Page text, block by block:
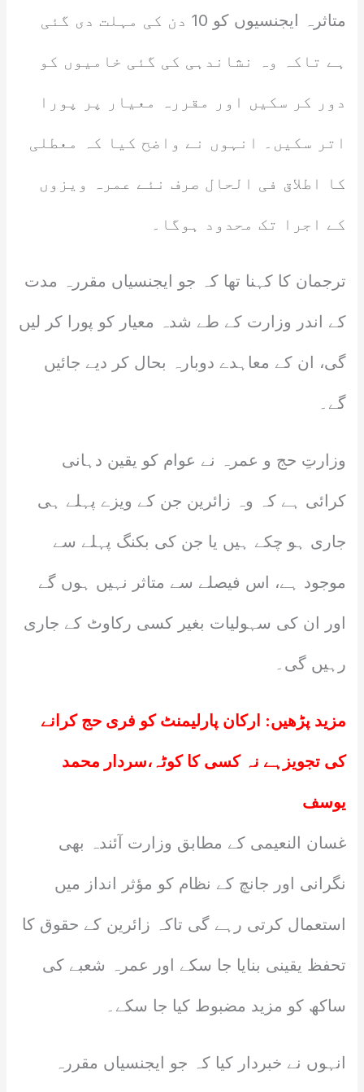
متاثرہ ایجنسیوں کو 10 دن کی مہلت دی گئی
ہے تاکہ وہ نشاندہی کی گئی خامیوں کو
دور کر سکیں اور مقررہ معیار پر پورا
اتر سکیں۔ انہوں نے واضح کیا کہ معطلی
کا اطلاق فی الحال صرف نئے عمرہ ویزوں
کے اجرا تک محدود ہوگا۔
ترجمان کا کہنا تھا کہ جو ایجنسیاں مقررہ مدت
کے اندر وزارت کے طے شدہ معیار کو پورا کر لیں
گی، ان کے معاہدے دوبارہ بحال کر دیے جائیں
گے۔
وزارتِ حج و عمرہ نے عوام کو یقین دہانی
کرائی ہے کہ وہ زائرین جن کے ویزے پہلے ہی
جاری ہو چکے ہیں یا جن کی بکنگ پہلے سے
موجود ہے، اس فیصلے سے متاثر نہیں ہوں گے
اور ان کی سہولیات بغیر کسی رکاوٹ کے جاری
رہیں گی۔
مزید پڑھیں: ارکان پارلیمنٹ کو فری حج کرانے
کی تجویزہے نہ کسی کا کوٹہ،سردار محمد
یوسف
غسان النعیمی کے مطابق وزارت آئندہ بھی
نگرانی اور جانچ کے نظام کو مؤثر انداز میں
استعمال کرتی رہے گی تاکہ زائرین کے حقوق کا
تحفظ یقینی بنایا جا سکے اور عمرہ شعبے کی
ساکھ کو مزید مضبوط کیا جا سکے۔
انہوں نے خبردار کیا کہ جو ایجنسیاں مقررہ